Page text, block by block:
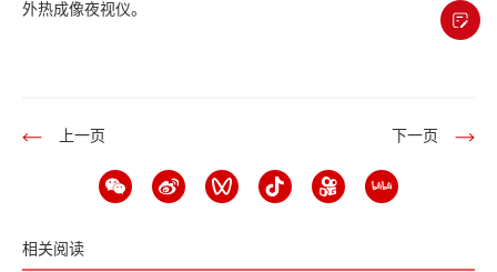
外热成像夜视仪。
上一页 下一页
相关阅读